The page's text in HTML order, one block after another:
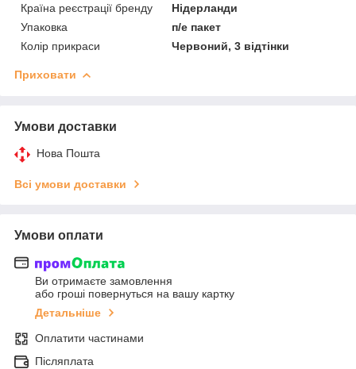
Країна реєстрації бренду
Нідерланди
Упаковка
п/е пакет
Колір прикраси
Червоний, 3 відтінки
Приховати
Умови доставки
Нова Пошта
Всі умови доставки
Умови оплати
Ви отримаєте замовлення
або гроші повернуться на вашу картку
Детальніше
Оплатити частинами
Післяплата